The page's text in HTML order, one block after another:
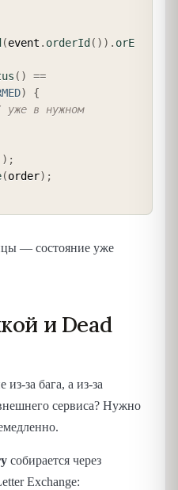
(event . orderId ( ) ) . orE
( )
==
)
{
в нужном
) ;
(order) ;
— состояние уже
и Dead
за бага, а из-за
сервиса? Нужно
собирается через
Exchange: